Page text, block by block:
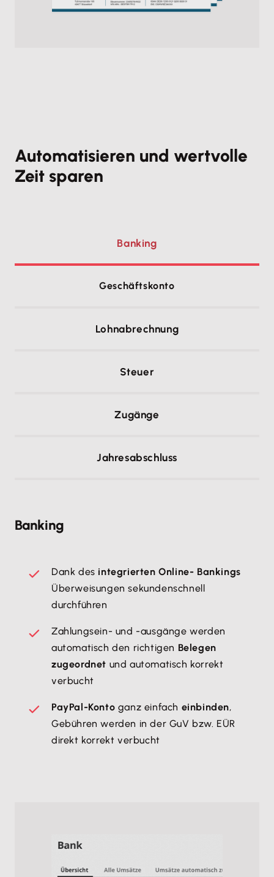
Automatisieren und wertvolle
Zeit sparen
Banking
Geschäftskonto
Lohnabrechnung
Steuer
Zugänge
Jahresabschluss
Banking
Dank des integrierten Online- Bankings
Überweisungen sekundenschnell
durchführen
Zahlungsein- und -ausgänge werden
automatisch den richtigen Belegen
zugeordnet und automatisch korrekt
verbucht
PayPal-Konto ganz einfach einbinden,
Gebühren werden in der GuV bzw. EÜR
direkt korrekt verbucht